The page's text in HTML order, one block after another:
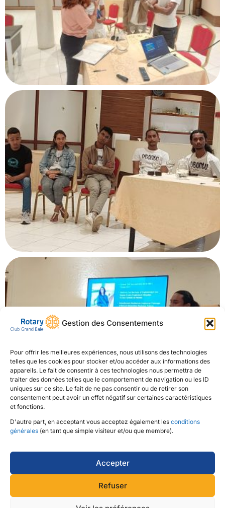
Gestion des Consentements
Pour offrir les meilleures expériences, nous utilisons des technologies
telles que les cookies pour stocker et/ou accéder aux informations des
appareils. Le fait de consentir à ces technologies nous permettra de
traiter des données telles que le comportement de navigation ou les ID
uniques sur ce site. Le fait de ne pas consentir ou de retirer son
consentement peut avoir un effet négatif sur certaines caractéristiques
et fonctions.
D'autre part, en acceptant vous acceptez également les conditions
générales (en tant que simple visiteur et/ou que membre).
Accepter
Refuser
Revenir à la page des évènements ...